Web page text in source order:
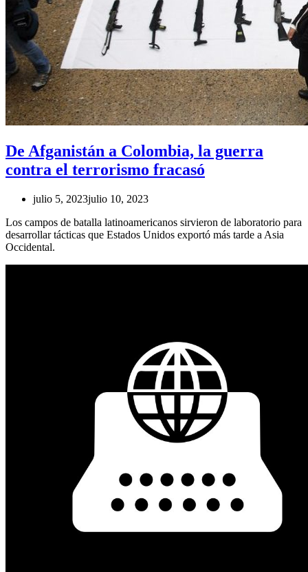
De Afganistán a Colombia, la guerra
contra el terrorismo fracasó
julio 5, 2023julio 10, 2023
Los campos de batalla latinoamericanos sirvieron de laboratorio para
desarrollar tácticas que Estados Unidos exportó más tarde a Asia
Occidental.